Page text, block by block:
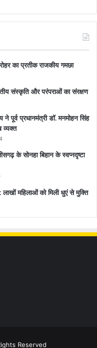
का प्रतीक राजकीय गमछा
संस्कृति और परंपराओं का संरक्षण
ने पूर्व प्रधानमंत्री डॉ. मनमोहन सिंह
व्यक्त
के सोनहा बिहान के स्वप्नदृष्टा
लाखों महिलाओं को मिली धुएं से मुक्ति
Reserved